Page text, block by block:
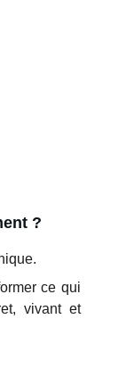
ce qui
vivant et
?